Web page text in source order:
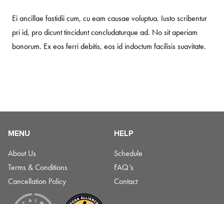
Ei ancillae fastidii cum, cu eam causae voluptua. Iusto scribentur
pri id, pro dicunt tincidunt concludaturque ad. No sit aperiam
bonorum. Ex eos ferri debitis, eos id indoctum facilisis suavitate.
MENU
About Us
Terms & Conditions
Cancellation Policy
HELP
Schedule
FAQ’s
Contact